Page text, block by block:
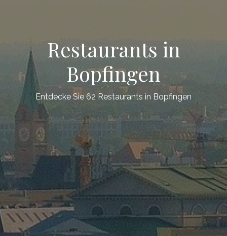
Restaurants in
Bopfingen
Entdecke Sie 62 Restaurants in Bopfingen